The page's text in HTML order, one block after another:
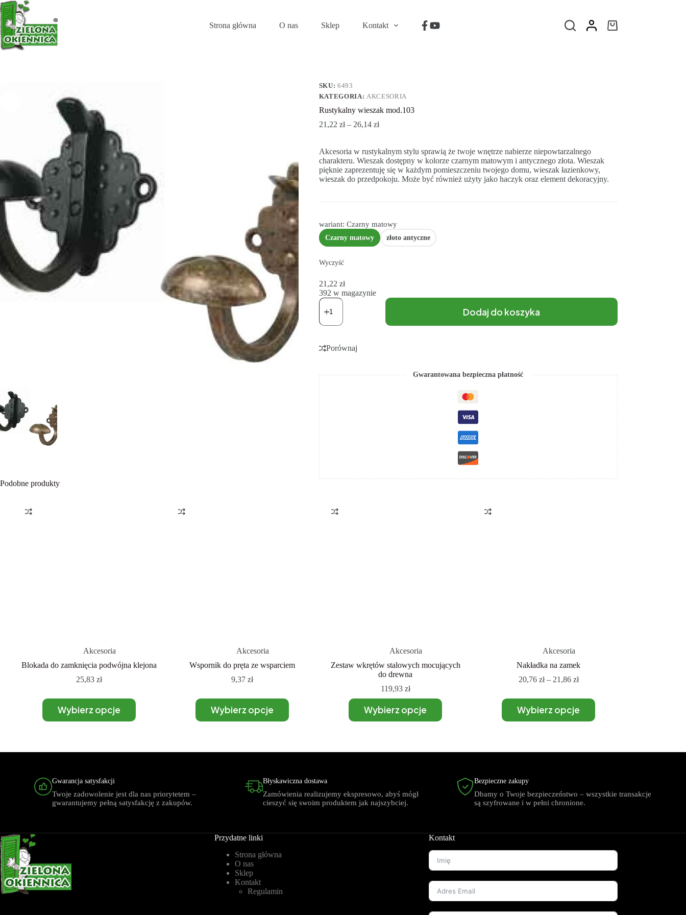
21,22zł–26,14 Strona główna O nas Sklep Kontakt
SKU:6493
KATEGORIA: AKCESORIA
Rustykalny wieszak mod.103
21,22 zł– 26,14 zł
Akcesoria w rustykalnym stylu sprawią że twoje wnętrze nabierze niepowtarzalnego
charakteru. Wieszak dostępny w kolorze czarnym matowym i antycznego złota. Wieszak
pięknie zaprezentuję się w każdym pomieszczeniu twojego domu, wieszak łazienkowy,
wieszak do przedpokoju. Może być również użyty jako haczyk oraz element dekoracyjny.
wariant: Czarny matowy
Czarny matowy złoto antyczne
Wyczyść
21,22 zł
392 w magazynie
Dodaj do koszyka
Porównaj
Gwarantowana bezpieczna płatność
Podobne produkty
Akcesoria
Blokada do zamknięcia podwójna klejona
25,83zł
Wybierz opcje
Akcesoria
Wspornik do pręta ze wsparciem
9,37zł
Wybierz opcje
Akcesoria
Zestaw wkrętów stalowych mocujących
do drewna
119,93 zł
Wybierz opcje
Akcesoria
Nakładka na zamek
20,76 zł– 21,86 zł
Wybierz opcje
Gwarancja satysfakcji
Twoje zadowolenie jest dla nas priorytetem –
gwarantujemy pełną satysfakcję z zakupów.
Błyskawiczna dostawa
Zamówienia realizujemy ekspresowo, abyś mógł
cieszyć się swoim produktem jak najszybciej.
Bezpieczne zakupy
Dbamy o Twoje bezpieczeństwo – wszystkie transakcje
są szyfrowane i w pełni chronione.
Przydatne linki
Strona główna
O nas
Sklep
Kontakt
Regulamin
Kontakt